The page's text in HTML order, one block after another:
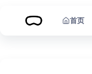
首页